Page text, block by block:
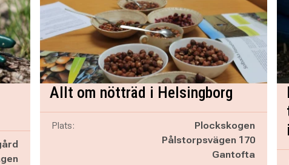
Allt om nötträd i Helsingborg
Plats:
Plockskogen
Pålstorpsvägen 170
Gantofta